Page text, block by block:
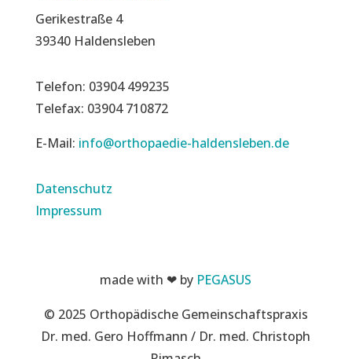
Gerikestraße 4
39340 Haldensleben
Telefon: 03904 499235
Telefax: 03904 710872
E-Mail: info@orthopaedie-haldensleben.de
Datenschutz
Impressum
made with ❤ by PEGASUS
© 2025 Orthopädische Gemeinschaftspraxis
Dr. med. Gero Hoffmann / Dr. med. Christoph